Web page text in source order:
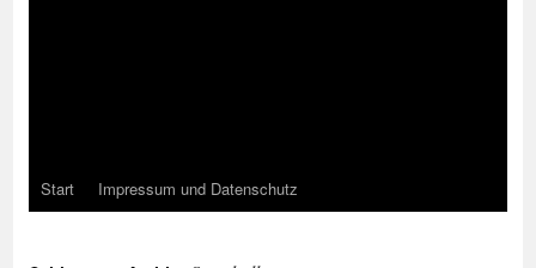
Start Impressum und Datenschutz